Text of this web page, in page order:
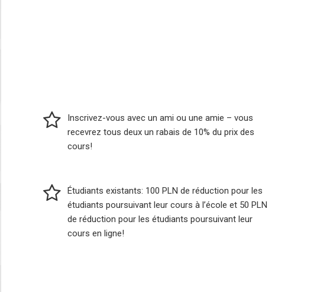
Inscrivez-vous avec un ami ou une amie – vous
recevrez tous deux un rabais de 10% du prix des
cours!
Étudiants existants: 100 PLN de réduction pour les
étudiants poursuivant leur cours à l’école et 50 PLN
de réduction pour les étudiants poursuivant leur
cours en ligne!